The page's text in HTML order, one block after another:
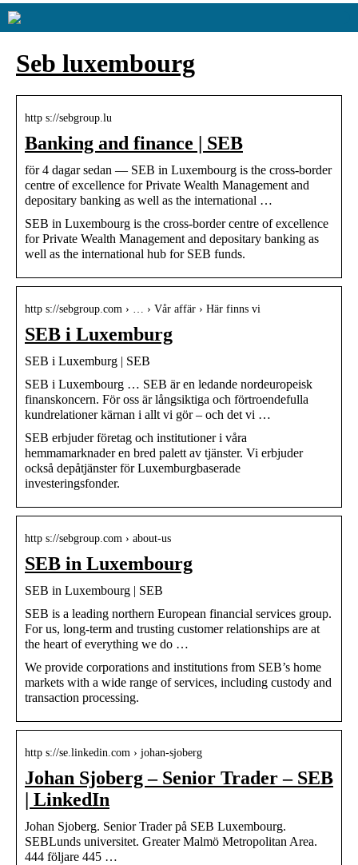
Seb luxembourg
http s://sebgroup.lu
Banking and finance | SEB
för 4 dagar sedan — SEB in Luxembourg is the cross-border
centre of excellence for Private Wealth Management and
depositary banking as well as the international …
SEB in Luxembourg is the cross-border centre of excellence
for Private Wealth Management and depositary banking as
well as the international hub for SEB funds.
http s://sebgroup.com › … › Vår affär › Här finns vi
SEB i Luxemburg
SEB i Luxemburg | SEB
SEB i Luxembourg … SEB är en ledande nordeuropeisk
finanskoncern. För oss är långsiktiga och förtroendefulla
kundrelationer kärnan i allt vi gör – och det vi …
SEB erbjuder företag och institutioner i våra
hemmamarknader en bred palett av tjänster. Vi erbjuder
också depåtjänster för Luxemburgbaserade
investeringsfonder.
http s://sebgroup.com › about-us
SEB in Luxembourg
SEB in Luxembourg | SEB
SEB is a leading northern European financial services group.
For us, long-term and trusting customer relationships are at
the heart of everything we do …
We provide corporations and institutions from SEB’s home
markets with a wide range of services, including custody and
transaction processing.
http s://se.linkedin.com › johan-sjoberg
Johan Sjoberg – Senior Trader – SEB
| LinkedIn
Johan Sjoberg. Senior Trader på SEB Luxembourg.
SEBLunds universitet. Greater Malmö Metropolitan Area.
444 följare 445 …